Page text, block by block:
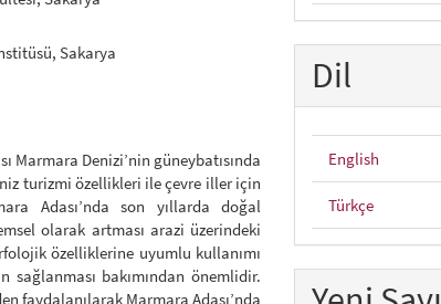
Sakarya
Marmara Denizi’nin güneybatısında
turizmi özellikleri ile çevre iller için
Adası’nda son yıllarda doğal
olarak artması arazi üzerindeki
özelliklerine uyumlu kullanımı
bakımından önemlidir.
faydalanılarak Marmara Adası’nda
Dil
English
Türkçe